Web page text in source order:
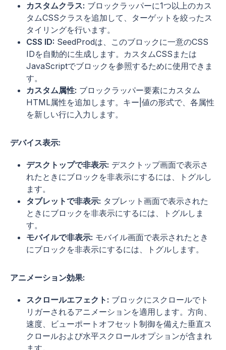
カスタムクラス: ブロックラッパーに1つ以上のカス
タムCSSクラスを追加して、ターゲットを絞ったス
タイリングを行います。
CSS ID: SeedProdは、このブロックに一意のCSS
IDを自動的に生成します。カスタムCSSまたは
JavaScriptでブロックを参照するために使用できま
す。
カスタム属性: ブロックラッパー要素にカスタム
HTML属性を追加します。キー|値の形式で、各属性
を新しい行に入力します。
デバイス表示:
デスクトップで非表示: デスクトップ画面で表示さ
れたときにブロックを非表示にするには、トグルし
ます。
タブレットで非表示: タブレット画面で表示された
ときにブロックを非表示にするには、トグルしま
す。
モバイルで非表示: モバイル画面で表示されたとき
にブロックを非表示にするには、トグルします。
アニメーション効果:
スクロールエフェクト: ブロックにスクロールでト
リガーされるアニメーションを適用します。方向、
速度、ビューポートオフセット制御を備えた垂直ス
クロールおよび水平スクロールオプションが含まれ